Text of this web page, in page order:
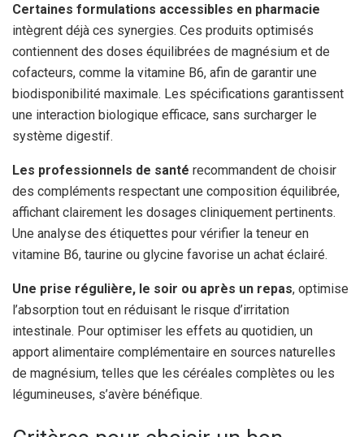
Certaines formulations accessibles en pharmacie
intègrent déjà ces synergies. Ces produits optimisés
contiennent des doses équilibrées de magnésium et de
cofacteurs, comme la vitamine B6, afin de garantir une
biodisponibilité maximale. Les spécifications garantissent
une interaction biologique efficace, sans surcharger le
système digestif.
Les professionnels de santé recommandent de choisir
des compléments respectant une composition équilibrée,
affichant clairement les dosages cliniquement pertinents.
Une analyse des étiquettes pour vérifier la teneur en
vitamine B6, taurine ou glycine favorise un achat éclairé.
Une prise régulière, le soir ou après un repas, optimise
l’absorption tout en réduisant le risque d’irritation
intestinale. Pour optimiser les effets au quotidien, un
apport alimentaire complémentaire en sources naturelles
de magnésium, telles que les céréales complètes ou les
légumineuses, s’avère bénéfique.